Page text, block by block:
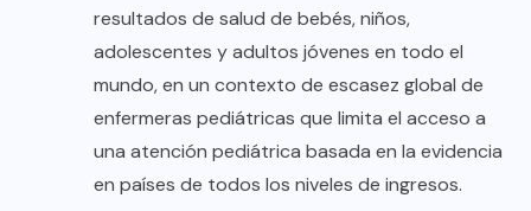
resultados de salud de bebés, niños,
adolescentes y adultos jóvenes en todo el
mundo, en un contexto de escasez global de
enfermeras pediátricas que limita el acceso a
una atención pediátrica basada en la evidencia
en países de todos los niveles de ingresos.